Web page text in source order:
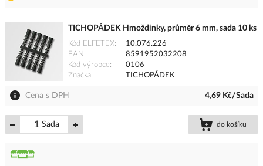
TICHOPÁDEK Hmoždinky, průměr 6 mm, sada 10 ks
Kód ELFETEX
10.076.226
EAN
8591952032208
Kód výrobce
0106
Značka
TICHOPÁDEK
Cena s DPH 4,69 Kč/Sada
Sada do košíku